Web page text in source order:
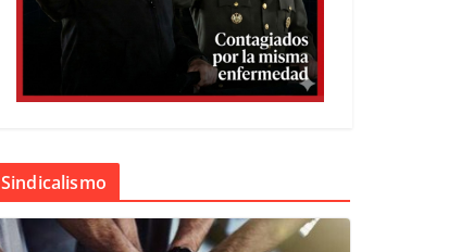
Sindicalismo